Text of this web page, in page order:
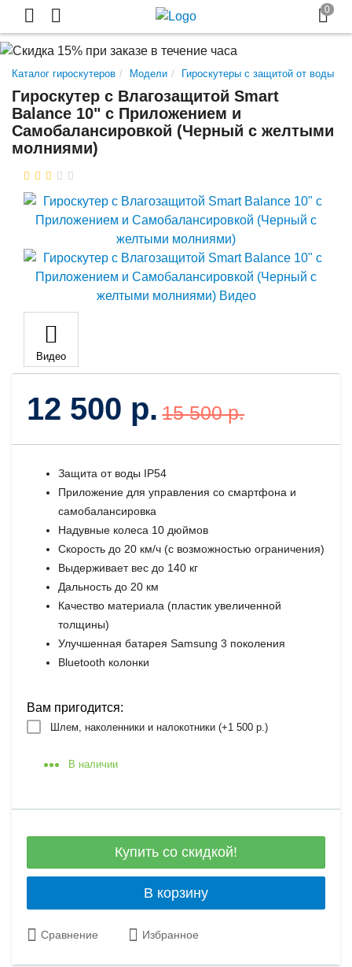
Каталог гироскутеров Модели Гироскутеры с защитой от воды
Гироскутер с Влагозащитой Smart
Balance 10" c Приложением и
Самобалансировкой (Черный с желтыми
молниями)
Видео
12 500 р. 15 500 р.
Защита от воды IP54
Приложение для управления со смартфона и
самобалансировка
Надувные колеса 10 дюймов
Скорость до 20 км/ч (с возможностью ограничения)
Выдерживает вес до 140 кг
Дальность до 20 км
Качество материала (пластик увеличенной
толщины)
Улучшенная батарея Samsung 3 поколения
Bluetooth колонки
Вам пригодится:
Шлем, наколенники и налокотники (+1 500 р.)
В наличии
Купить со скидкой!
В корзину
Сравнение Избранное